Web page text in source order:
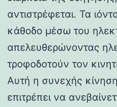
αντιστρέφεται. Τα
κάθοδο μέσω του
απελευθερώνοντας
τροφοδοτούν τον
Αυτή η συνεχής
επιτρέπει να